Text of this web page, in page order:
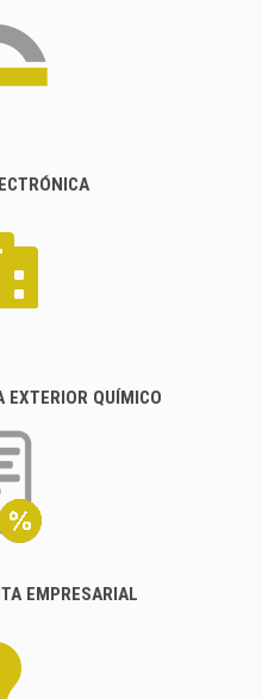
EXTERIOR QUÍMICO
EMPRESARIAL